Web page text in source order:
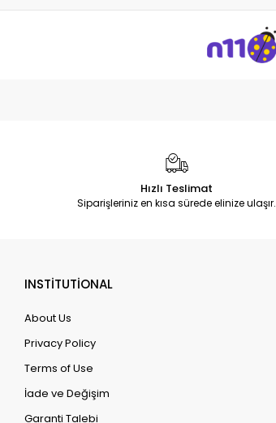
Hızlı Teslimat
Siparişleriniz en kısa sürede elinize ulaşır.
INSTİTUTİONAL
About Us
Privacy Policy
Terms of Use
İade ve Değişim
Garanti Talebi